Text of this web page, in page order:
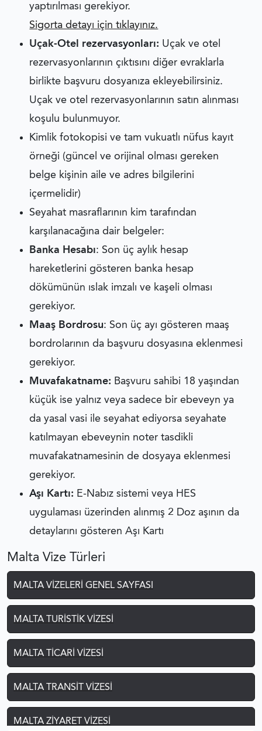
yaptırılması gerekiyor.
Sigorta detayı için tıklayınız.
Uçak-Otel rezervasyonları: Uçak ve otel
rezervasyonlarının çıktısını diğer evraklarla
birlikte başvuru dosyanıza ekleyebilirsiniz.
Uçak ve otel rezervasyonlarının satın alınması
koşulu bulunmuyor.
Kimlik fotokopisi ve tam vukuatlı nüfus kayıt
örneği (güncel ve orijinal olması gereken
belge kişinin aile ve adres bilgilerini
içermelidir)
Seyahat masraflarının kim tarafından
karşılanacağına dair belgeler:
Banka Hesabı: Son üç aylık hesap
hareketlerini gösteren banka hesap
dökümünün ıslak imzalı ve kaşeli olması
gerekiyor.
Maaş Bordrosu: Son üç ayı gösteren maaş
bordrolarının da başvuru dosyasına eklenmesi
gerekiyor.
Muvafakatname: Başvuru sahibi 18 yaşından
küçük ise yalnız veya sadece bir ebeveyn ya
da yasal vasi ile seyahat ediyorsa seyahate
katılmayan ebeveynin noter tasdikli
muvafakatnamesinin de dosyaya eklenmesi
gerekiyor.
Aşı Kartı: E-Nabız sistemi veya HES
uygulaması üzerinden alınmış 2 Doz aşının da
detaylarını gösteren Aşı Kartı
Malta Vize Türleri
MALTA VIZELERI GENEL SAYFASI
MALTA TURISTIK VIZESI
MALTA TICARI VIZESI
MALTA TRANSIT VIZESI
MALTA ZIYARET VIZESI